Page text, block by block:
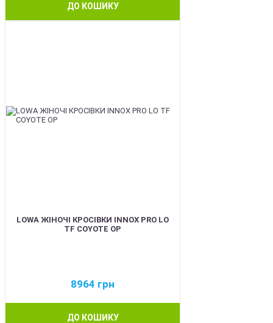
ДО КОШИКУ
LOWA ЖІНОЧІ КРОСІВКИ INNOX PRO LO
TF COYOTE OP
8964 грн
ДО КОШИКУ